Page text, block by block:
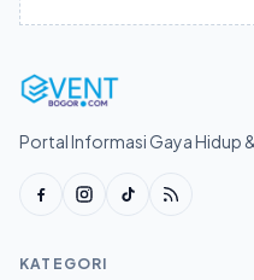
Portal Informasi Gaya Hidup
KATEGORI